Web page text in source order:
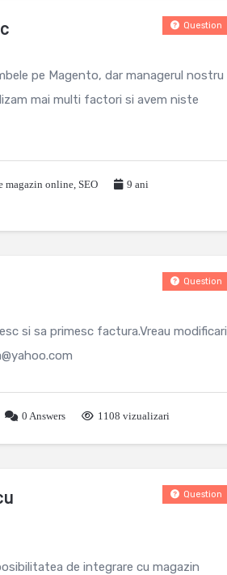
Question
pe Magento, dar managerul nostru
mai multi factori si avem niste
magazin online, SEO
9 ani
Question
si sa primesc factura.Vreau modificari
0 Answers 1108 vizualizari
Question
de integrare cu magazin